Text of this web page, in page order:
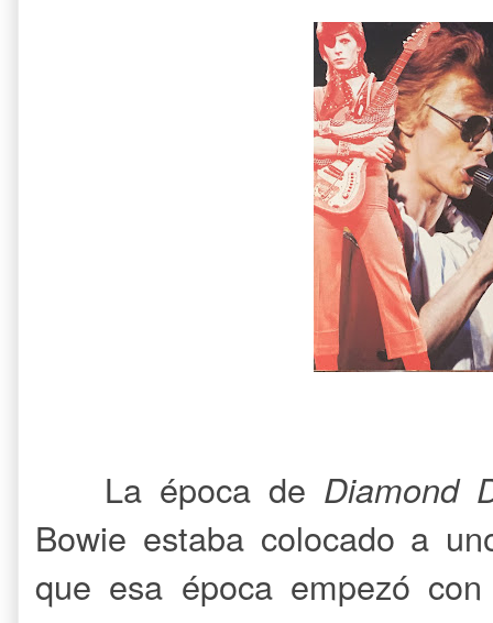
La época de Diamond
Bowie estaba colocado a
que esa época empezó